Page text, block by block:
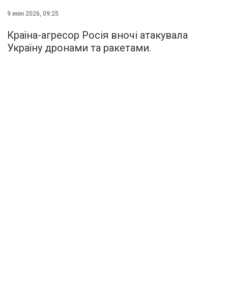
9 июн 2026, 09:25
Країна-агресор Росія вночі атакувала
Україну дронами та ракетами.